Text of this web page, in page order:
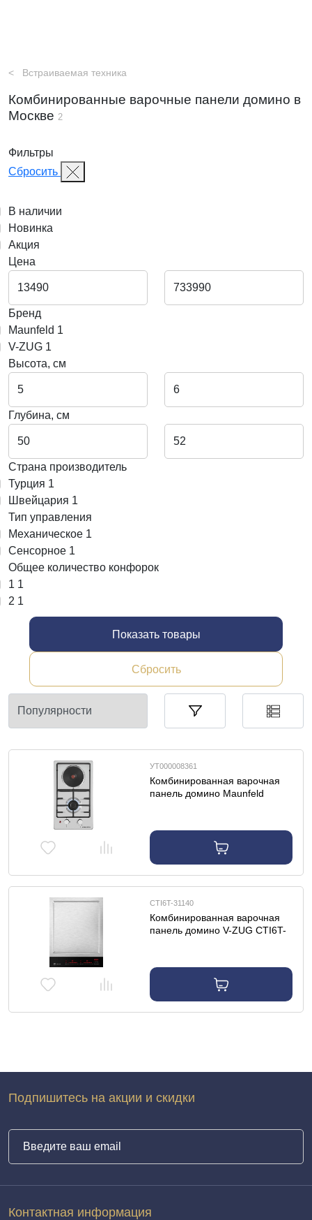
Встраиваемая техника
Комбинированные варочные панели домино в
Москве 2
Фильтры
Сбросить
В наличии
Новинка
Акция
Цена
Бренд
Maunfeld 1
V-ZUG 1
Высота, см
Глубина, см
Страна производитель
Турция 1
Швейцария 1
Тип управления
Механическое 1
Сенсорное 1
Общее количество конфорок
1 1
2 1
Показать товары
Сбросить
УТ000008361
Комбинированная варочная
панель домино Maunfeld
CTI6T-31140
Комбинированная варочная
панель домино V-ZUG CTI6T-
Контактная информация
Подпишитесь на акции и скидки